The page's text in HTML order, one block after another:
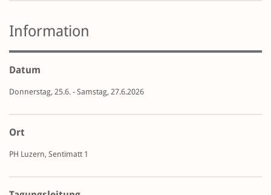
Information
Datum
Donnerstag, 25.6. - Samstag, 27.6.2026
Ort
PH Luzern, Sentimatt 1